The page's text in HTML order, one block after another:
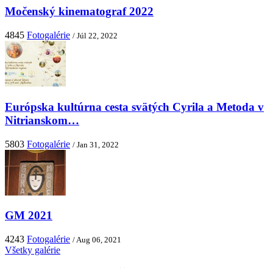
Močenský kinematograf 2022
4845 Fotogalérie / Júl 22, 2022
Európska kultúrna cesta svätých Cyrila a Metoda v
Nitrianskom…
5803 Fotogalérie / Jan 31, 2022
GM 2021
4243 Fotogalérie / Aug 06, 2021
Všetky galérie